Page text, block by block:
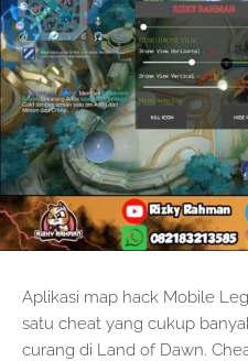
Aplikasi map hack Mobile
satu cheat yang cukup
curang di Land of Dawn.